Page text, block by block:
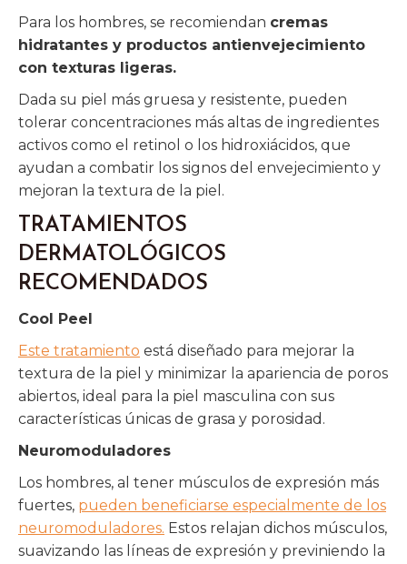
Para los hombres, se recomiendan cremas
hidratantes y productos antienvejecimiento
con texturas ligeras.
Dada su piel más gruesa y resistente, pueden
tolerar concentraciones más altas de ingredientes
activos como el retinol o los hidroxiácidos, que
ayudan a combatir los signos del envejecimiento y
mejoran la textura de la piel.
TRATAMIENTOS
DERMATOLÓGICOS
RECOMENDADOS
Cool Peel
Este tratamiento está diseñado para mejorar la
textura de la piel y minimizar la apariencia de poros
abiertos, ideal para la piel masculina con sus
características únicas de grasa y porosidad.
Neuromoduladores
Los hombres, al tener músculos de expresión más
fuertes, pueden beneficiarse especialmente de los
neuromoduladores. Estos relajan dichos músculos,
suavizando las líneas de expresión y previniendo la